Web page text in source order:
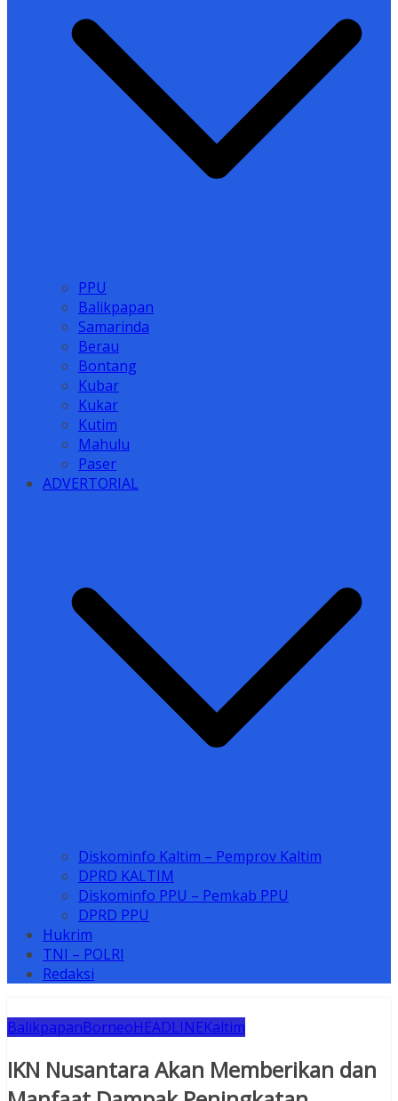
PPU
Balikpapan
Samarinda
Berau
Bontang
Kubar
Kukar
Kutim
Mahulu
Paser
ADVERTORIAL
Diskominfo Kaltim – Pemprov Kaltim
DPRD KALTIM
Diskominfo PPU – Pemkab PPU
DPRD PPU
Hukrim
TNI – POLRI
Redaksi
BalikpapanBorneoHEADLINEKaltim
IKN Nusantara Akan Memberikan dan